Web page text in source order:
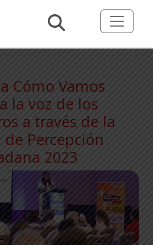
Cómo Vamos
la voz de los
a través de la
de Percepción
2023